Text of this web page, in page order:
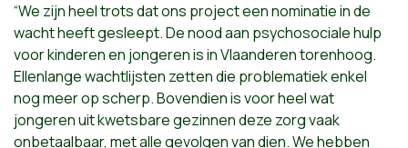
“We zijn heel trots dat ons project een nominatie in de
wacht heeft gesleept. De nood aan psychosociale hulp
voor kinderen en jongeren is in Vlaanderen torenhoog.
Ellenlange wachtlijsten zetten die problematiek enkel
nog meer op scherp. Bovendien is voor heel wat
jongeren uit kwetsbare gezinnen deze zorg vaak
onbetaalbaar, met alle gevolgen van dien. We hebben